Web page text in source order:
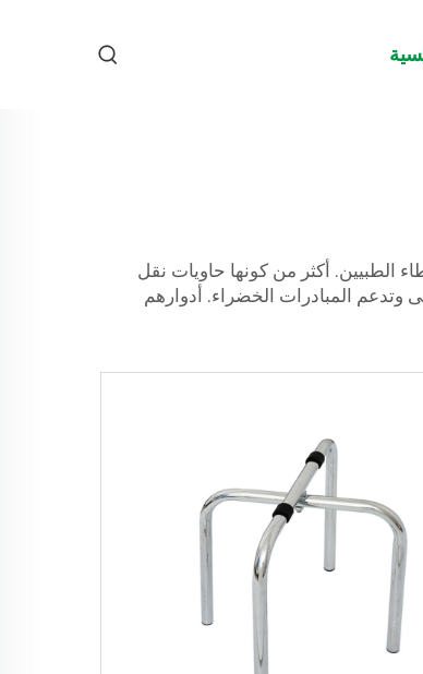
الطبيين. أكثر من كونها حاويات نقل
المبادرات الخضراء. أدوارهم